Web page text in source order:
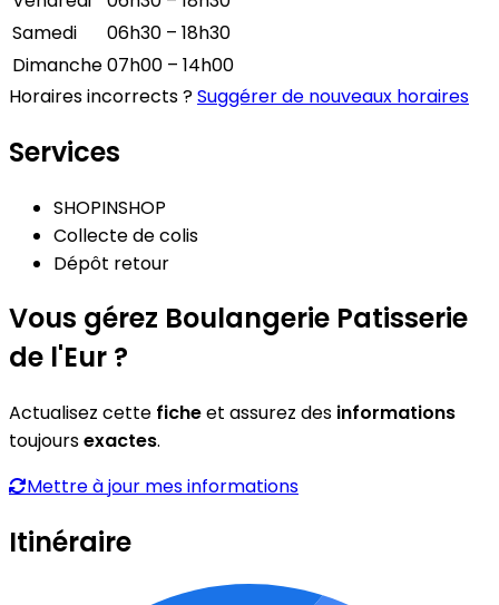
Samedi
06h30 – 18h30
Dimanche07h00 – 14h00
Horaires incorrects ?Suggérer de nouveaux horaires
Services
SHOPINSHOP
Collecte de colis
Dépôt retour
Vous gérez Boulangerie Patisserie
de l'Eur ?
Actualisez cette ficheet assurez des informations
toujoursexactes.
Mettre à jour mes informations
Itinéraire